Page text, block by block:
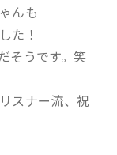
んも
た！
そうです。笑
スナー流、祝